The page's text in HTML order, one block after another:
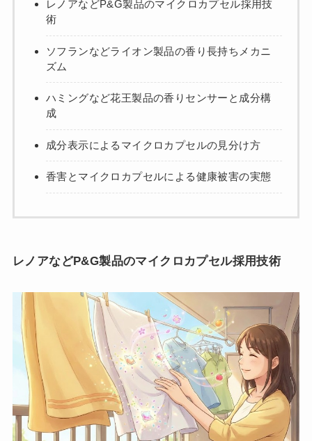
レノアなどP&G製品のマイクロカプセル採用技
術
ソフランなどライオン製品の香り長持ちメカニ
ズム
ハミングなど花王製品の香りセンサーと成分構
成
成分表示によるマイクロカプセルの見分け方
香害とマイクロカプセルによる健康被害の実態
レノアなどP&G製品のマイクロカプセル採用技術